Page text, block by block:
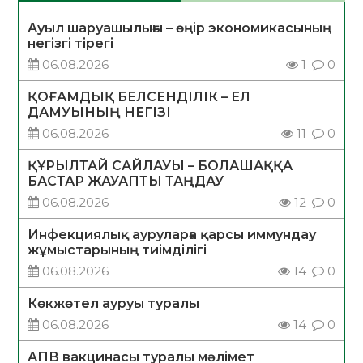
Ауыл шаруашылығы – өңір экономикасының
негізгі тірегі
06.08.2026
1 0
ҚОҒАМДЫҚ БЕЛСЕНДІЛІК – ЕЛ
ДАМУЫНЫҢ НЕГІЗІ
06.08.2026
11 0
ҚҰРЫЛТАЙ САЙЛАУЫ – БОЛАШАҚҚА
БАСТАР ЖАУАПТЫ ТАҢДАУ
06.08.2026
12 0
Инфекциялық ауруларға қарсы иммундау
жұмыстарының тиімділігі
06.08.2026
14 0
Көкжөтел ауруы туралы
06.08.2026
14 0
АПВ вакцинасы туралы мәлімет